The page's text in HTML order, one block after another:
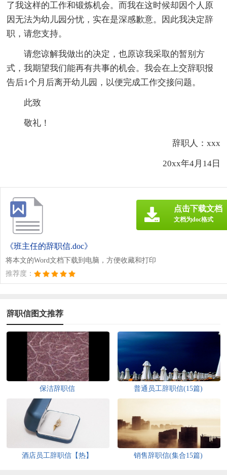
了我这样的工作和锻炼机会。而我在这时候却因个人原
因无法为幼儿园分忧，实在是深感歉意。因此我决定辞
职，请您支持。
请您谅解我做出的决定，也原谅我采取的暂别方
式，我期望我们能再有共事的机会。我会在上交辞职报
告后1个月后离开幼儿园，以便完成工作交接问题。
此致
敬礼！
辞职人：xxx
20xx年4月14日
《班主任的辞职信.doc》
将本文的Word文档下载到电脑，方便收藏和打印
推荐度：
点击下载文档
文档为doc格式
辞职信图文推荐
保洁辞职信 普通员工辞职信(15篇)
酒店员工辞职信【热】 销售辞职信(集合15篇)